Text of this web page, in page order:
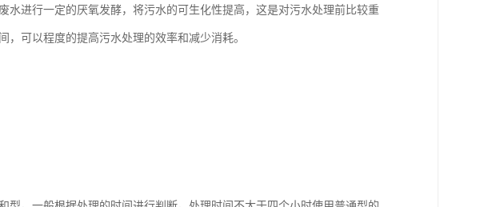
水进行一定的厌氧发酵，将污水的可生化性提高，这是对污水处理前比较重
可以程度的提高污水处理的效率和减少消耗。